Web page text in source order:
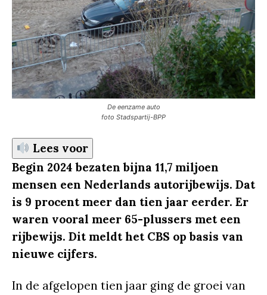
De eenzame auto
foto Stadspartij-BPP
Lees voor
Begin 2024 bezaten bijna 11,7 miljoen
mensen een Nederlands autorijbewijs. Dat
is 9 procent meer dan tien jaar eerder. Er
waren vooral meer 65-plussers met een
rijbewijs. Dit meldt het CBS op basis van
nieuwe cijfers.
In de afgelopen tien jaar ging de groei van